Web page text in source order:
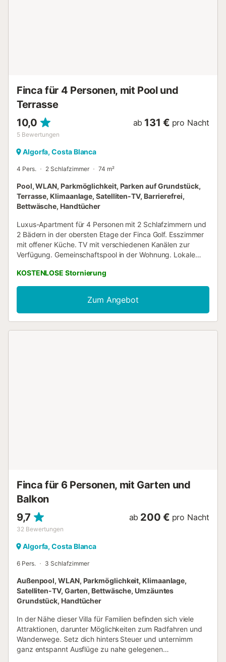
Finca für 4 Personen, mit Pool und
Terrasse
10,0
5 Bewertungen
ab 131 € pro Nacht
Algorfa, Costa Blanca
4 Pers. 2 Schlafzimmer 74 m²
Pool, WLAN, Parkmöglichkeit, Parken auf Grundstück,
Terrasse, Klimaanlage, Satelliten-TV, Barrierefrei,
Bettwäsche, Handtücher
Luxus-Apartment für 4 Personen mit 2 Schlafzimmern und
2 Bädern in der obersten Etage der Finca Golf. Esszimmer
mit offener Küche. TV mit verschiedenen Kanälen zur
Verfügung. Gemeinschaftspool in der Wohnung. Lokale
Restaurants und Supermarkt. Großer Supermarkt in
Quesada und Almoradi. Nur 15 Autominuten von den
schönen Stränden von Guardamar und La Mata entfernt.
Perfekte Lage für Golf- und Familienurlaub. Flughäfen eine
halbe Stunde von Alicante und 55 Minuten von Murcia
KOSTENLOSE Stornierung
Zum Angebot
Finca für 6 Personen, mit Garten und
Balkon
9,7
32 Bewertungen
ab 200 € pro Nacht
Algorfa, Costa Blanca
6 Pers. 3 Schlafzimmer
Außenpool, WLAN, Parkmöglichkeit, Klimaanlage,
Satelliten-TV, Garten, Bettwäsche, Umzäuntes
Grundstück, Handtücher
In der Nähe dieser Villa für Familien befinden sich viele
Attraktionen, darunter Möglichkeiten zum Radfahren und
Wanderwege. Setz dich hinters Steuer und unternimm
ganz entspannt Ausflüge zu nahe gelegenen